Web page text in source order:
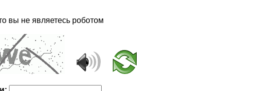
вы не являетесь роботом